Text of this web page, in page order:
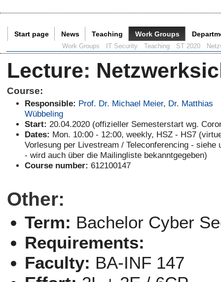
Start page News Teaching Work Groups
Work Groups IT Security Teaching ST 2020
Lecture:
Course:
Responsible: Prof. Dr. Michael Meier, Dr. Matthias
Wübbeling
Start: 20.04.2020 (offizieller Semesterstart wg.
Dates: Mon. 10:00 - 12:00, weekly, HSZ - HS7
Vorlesung per Livestream / Teleconferencing - siehe
- wird auch über die Mailingliste bekanntgegeben)
Course number: 612100147
Other:
Term: Bachelor Cyber
Requirements:
Faculty: BA-INF 147